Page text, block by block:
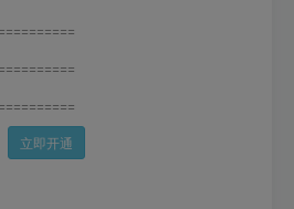
立即开通